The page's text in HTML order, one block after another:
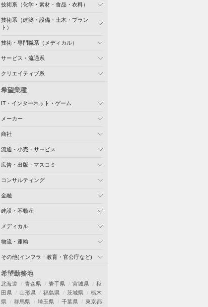
技術系（化学・素材・食品・衣料）
技術系（建築・設備・土木・プラン
ト）
技術・専門職系（メディカル）
サービス・流通系
クリエイティブ系
希望業種
IT・インターネット・ゲーム
メーカー
商社
流通・小売・サービス
広告・出版・マスコミ
コンサルティング
金融
建設・不動産
メディカル
物流・運輸
その他(インフラ・教育・官公庁など)
希望勤務地
北海道 青森県 岩手県 宮城県
秋
田県
山形県 福島県 茨城県
栃木
県
群馬県 埼玉県 千葉県
東京都